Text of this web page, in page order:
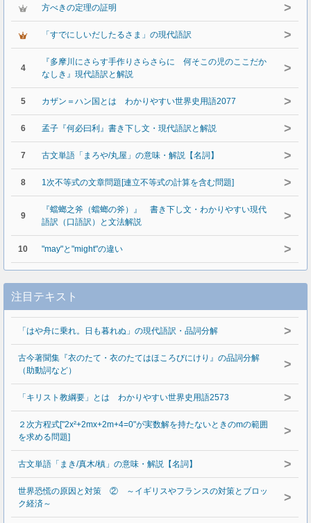
方べきの定理の証明 >
「すでにしいだしたるさま」の現代語訳 >
4
『多摩川にさらす手作りさらさらに 何そこの児のここだか
なしき』現代語訳と解説
>
5 カザン＝ハン国とは わかりやすい世界史用語2077 >
6 孟子『何必曰利』書き下し文・現代語訳と解説 >
7 古文単語「まろや/丸屋」の意味・解説【名詞】 >
8 1次不等式の文章問題[連立不等式の計算を含む問題] >
9
『蟷螂之斧（蟷螂の斧）』 書き下し文・わかりやすい現代
語訳（口語訳）と文法解説
>
10 "may"と"might"の違い >
注目テキスト
「はや舟に乗れ。日も暮れぬ」の現代語訳・品詞分解 >
古今著聞集『衣のたて・衣のたてはほころびにけり』の品詞分解
（助動詞など）
>
「キリスト教綱要」とは わかりやすい世界史用語2573 >
２次方程式["2x²+2mx+2m+4=0"が実数解を持たないときのmの範囲
を求める問題]
>
古文単語「まき/真木/槙」の意味・解説【名詞】 >
世界恐慌の原因と対策 ② ～イギリスやフランスの対策とブロッ
ク経済～
>